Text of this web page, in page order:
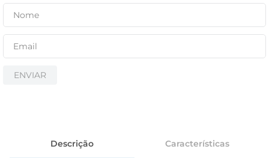
ENVIAR
Descrição Características
cerveja